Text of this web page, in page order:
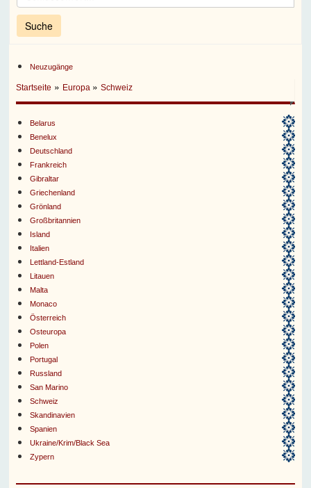
Neuzugänge
Startseite » Europa »Schweiz
Belarus
Benelux
Deutschland
Frankreich
Gibraltar
Griechenland
Grönland
Großbritannien
Island
Italien
Lettland-Estland
Litauen
Malta
Monaco
Österreich
Osteuropa
Polen
Portugal
Russland
San Marino
Schweiz
Skandinavien
Spanien
Ukraine/Krim/Black Sea
Zypern